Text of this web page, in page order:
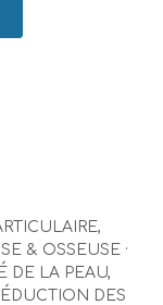
& OSSEUSE ·
DE LA PEAU,
DES